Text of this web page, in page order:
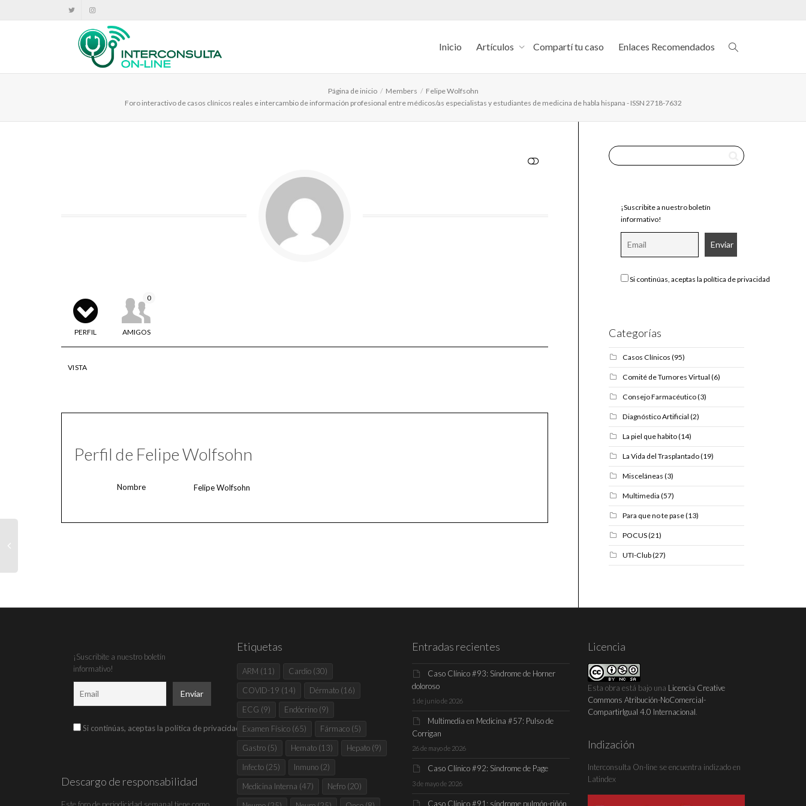
Inicio Artículos Compartí tu caso Enlaces Recomendados
Página de inicio Members
Felipe Wolfsohn
Foro interactivo de casos clínicos reales e intercambio de información profesional entre médicos/as especialistas y estudiantes de medicina de habla hispana - ISSN 2718-7632
PERFIL AMIGOS
0
VISTA
Perfil de Felipe Wolfsohn
Nombre Felipe Wolfsohn
¡Suscribite a nuestro boletín
informativo!
Si continúas, aceptas la política de privacidad
Categorías
Casos Clínicos (95)
Comité de Tumores Virtual (6)
Consejo Farmacéutico(3)
Diagnóstico Artificial (2)
La piel que habito(14)
La Vida del Trasplantado(19)
Misceláneas (3)
Multimedia (57)
Para que no te pase(13)
POCUS(21)
UTI-Club(27)
¡Suscribite a nuestro boletín
informativo!
Si continúas, aceptas la política de privacidad
Descargo de responsabilidad
Este foro de periodicidad semanal tiene como
Etiquetas
ARM (11) Cardio(30)
COVID-19 (14) Dérmato(16)
ECG (9) Endócrino(9)
Examen Físico(65) Fármaco(5)
Gastro(5) Hemato(13) Hepato(9)
Infecto(25) Inmuno(2)
Medicina Interna (47) Nefro(20)
Entradas recientes
Caso Clínico #93: Síndrome de Horner
doloroso
1 de junio de 2026
Multimedia en Medicina #57: Pulso de
Corrigan
26 de mayo de 2026
Caso Clínico #92: Síndrome de Page
3 de mayo de 2026
Caso Clínico #91: síndrome pulmón-riñón
Licencia
Esta obra está bajo una Licencia Creative
Commons Atribución-NoComercial-
CompartirIgual 4.0 Internacional
Indización
Interconsulta On-line se encuentra indizado en
Latindex